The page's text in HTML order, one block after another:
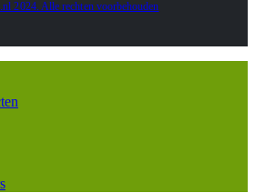
2024. Alle rechten voorbehouden